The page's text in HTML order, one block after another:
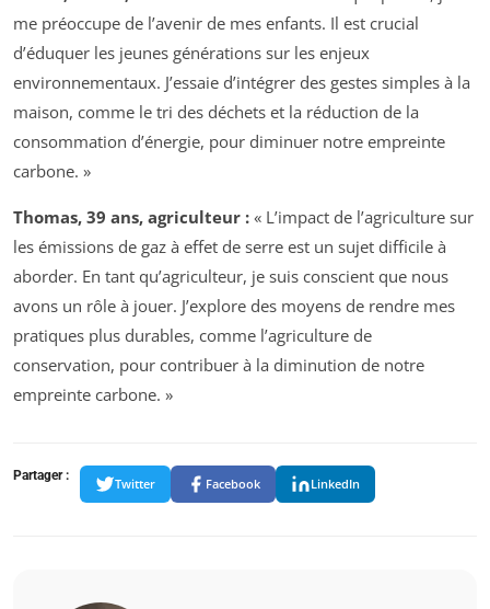
me préoccupe de l’avenir de mes enfants. Il est crucial
d’éduquer les jeunes générations sur les enjeux
environnementaux. J’essaie d’intégrer des gestes simples à la
maison, comme le tri des déchets et la réduction de la
consommation d’énergie, pour diminuer notre empreinte
carbone. »
Thomas, 39 ans, agriculteur : « L’impact de l’agriculture sur
les émissions de gaz à effet de serre est un sujet difficile à
aborder. En tant qu’agriculteur, je suis conscient que nous
avons un rôle à jouer. J’explore des moyens de rendre mes
pratiques plus durables, comme l’agriculture de
conservation, pour contribuer à la diminution de notre
empreinte carbone. »
Partager :
Twitter Facebook LinkedIn